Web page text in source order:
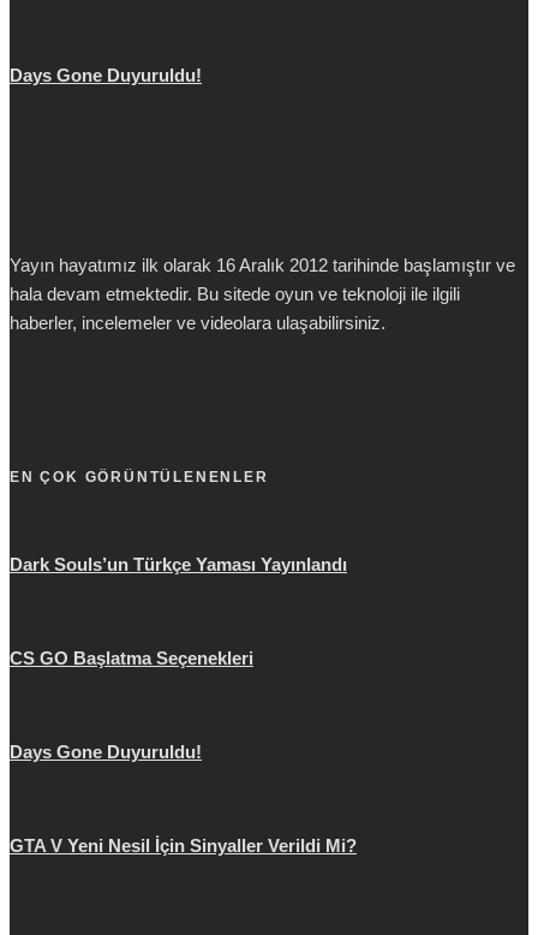
Days Gone Duyuruldu!
Yayın hayatımız ilk olarak 16 Aralık 2012 tarihinde başlamıştır ve
hala devam etmektedir. Bu sitede oyun ve teknoloji ile ilgili
haberler, incelemeler ve videolara ulaşabilirsiniz.
EN ÇOK GÖRÜNTÜLENENLER
Dark Souls’un Türkçe Yaması Yayınlandı
CS GO Başlatma Seçenekleri
Days Gone Duyuruldu!
GTA V Yeni Nesil İçin Sinyaller Verildi Mi?